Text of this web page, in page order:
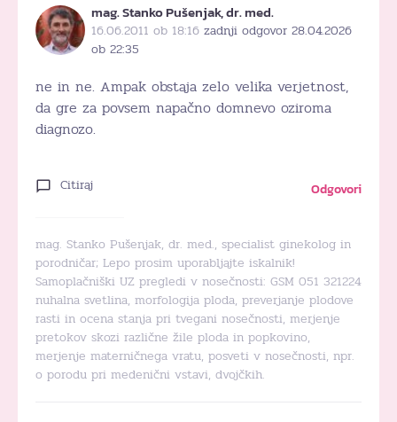
mag. Stanko Pušenjak, dr. med.
16.06.2011 ob 18:16 zadnji odgovor 28.04.2026
ob 22:35
ne in ne. Ampak obstaja zelo velika verjetnost,
da gre za povsem napačno domnevo oziroma
diagnozo.
Citiraj Odgovori
mag. Stanko Pušenjak, dr. med., specialist ginekolog in
porodničar; Lepo prosim uporabljajte iskalnik!
Samoplačniški UZ pregledi v nosečnosti: GSM 051 321224
nuhalna svetlina, morfologija ploda, preverjanje plodove
rasti in ocena stanja pri tvegani nosečnosti, merjenje
pretokov skozi različne žile ploda in popkovino,
merjenje materničnega vratu, posveti v nosečnosti, npr.
o porodu pri medenični vstavi, dvojčkih.